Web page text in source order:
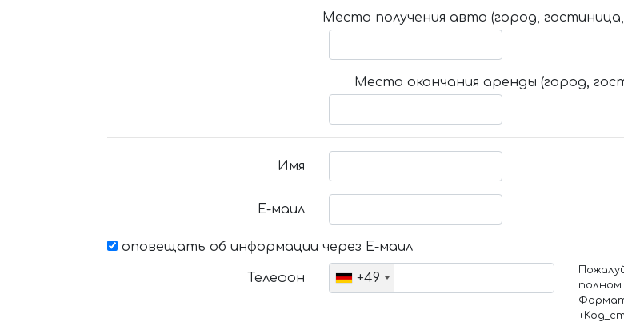
Место получения авто (город,
Место окончания аренды (город,
Имя
Е-маил
оповещать об информации через Е-маил
Телефон +49